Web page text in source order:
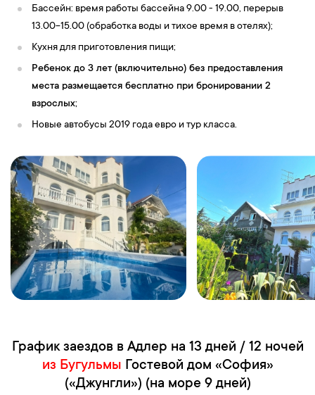
Бассейн: время работы бассейна 9.00 - 19.00, перерыв
13.00-15.00 (обработка воды и тихое время в отелях);
Кухня для приготовления пищи;
Ребенок до 3 лет (включительно) без предоставления
места размещается бесплатно при бронировании 2
взрослых;
Новые автобусы 2019 года евро и тур класса.
График заездов в Адлер на 13 дней / 12 ночей
из Бугульмы Гостевой дом «София»
(«Джунгли») (на море 9 дней)